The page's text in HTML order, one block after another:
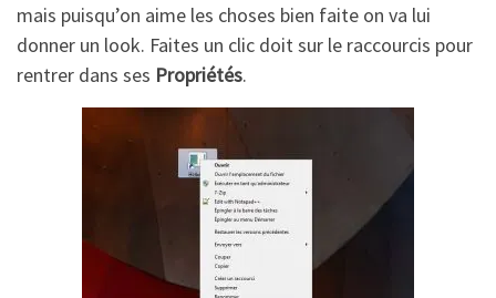
mais puisqu’on aime les choses bien faite on va lui
donner un look. Faites un clic doit sur le raccourcis pour
rentrer dans ses Propriétés.